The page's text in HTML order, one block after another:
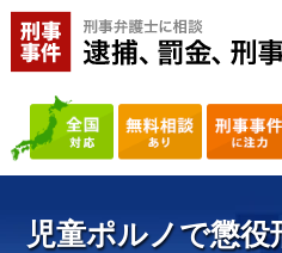
児童ポルノで懲役